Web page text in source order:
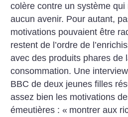
colère contre un système
aucun avenir. Pour autant,
motivations pouvaient être
restent de l’ordre de
avec des produits phares de
consommation. Une
BBC de deux jeunes filles
assez bien les motivations
émeutières : « montrer aux